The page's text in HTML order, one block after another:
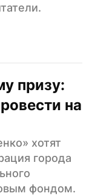
призу:
на
хотят
города
фондом.